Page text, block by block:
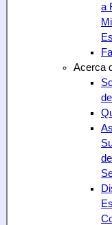
a
Acerca